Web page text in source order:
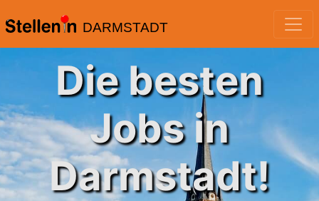
DARMSTADT
Die besten
Jobs in
Darmstadt!